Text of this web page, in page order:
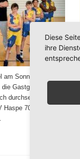
Sonntagmorgen
Gastgeber aus
durchsetzen.
Haspe 70 3 41:62
Diese
ihre